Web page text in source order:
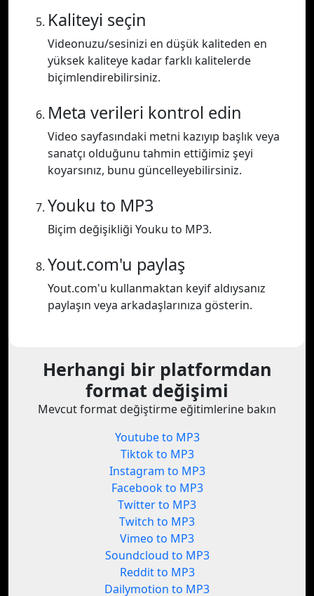
Kaliteyi seçin
Videonuzu/sesinizi en düşük kaliteden en
yüksek kaliteye kadar farklı kalitelerde
biçimlendirebilirsiniz.
Meta verileri kontrol edin
Video sayfasındaki metni kazıyıp başlık veya
sanatçı olduğunu tahmin ettiğimiz şeyi
koyarsınız, bunu güncelleyebilirsiniz.
Youku to MP3
Biçim değişikliği Youku to MP3.
Yout.com'u paylaş
Yout.com'u kullanmaktan keyif aldıysanız
paylaşın veya arkadaşlarınıza gösterin.
Herhangi bir platformdan
format değişimi
Mevcut format değiştirme eğitimlerine bakın
Youtube to MP3
Tiktok to MP3
Instagram to MP3
Facebook to MP3
Twitter to MP3
Twitch to MP3
Vimeo to MP3
Soundcloud to MP3
Reddit to MP3
Dailymotion to MP3